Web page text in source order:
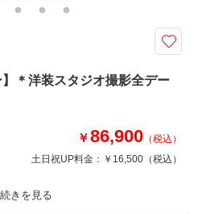
マタニティフォト
】＊洋装スタジオ撮影全デー
￥86,900 （税込）
土日祝UP料金： ￥16,500 （税込）